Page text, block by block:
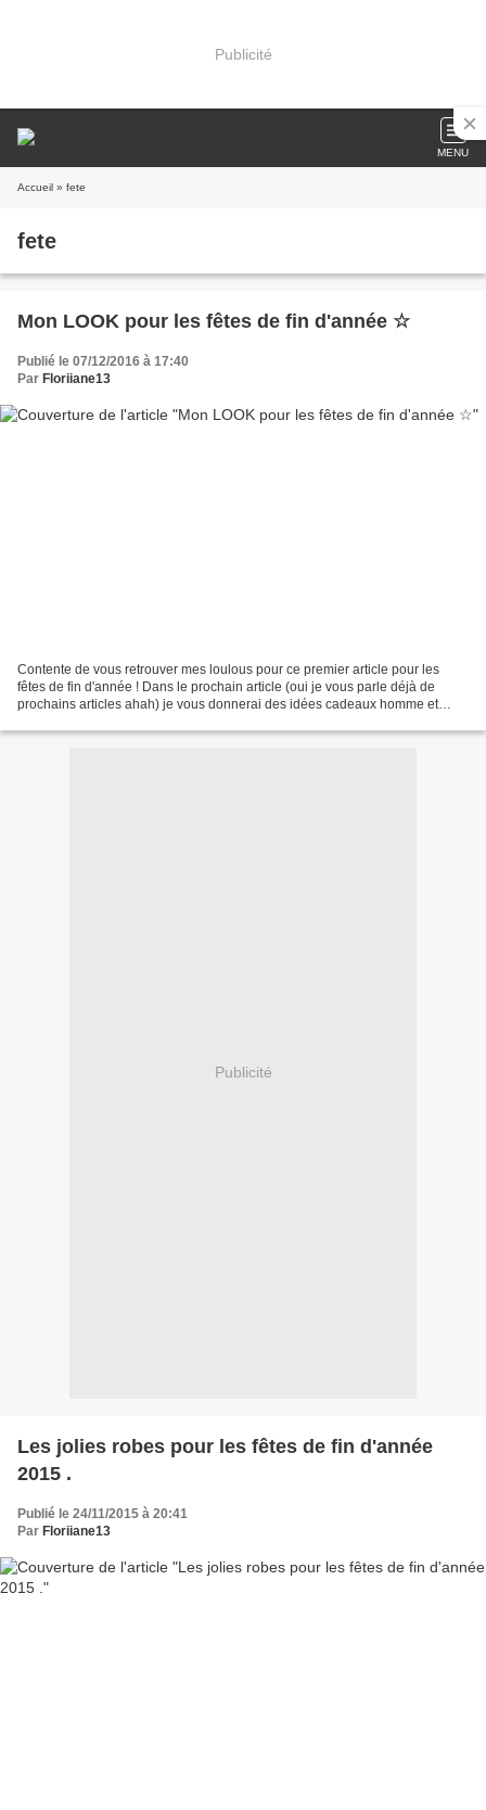
Publicité
MENU
Accueil » fete
fete
Mon LOOK pour les fêtes de fin d'année ☆
Publié le 07/12/2016 à 17:40
Par Floriiane13
Contente de vous retrouver mes loulous pour ce premier article pour les
fêtes de fin d'année ! Dans le prochain article (oui je vous parle déjà de
prochains articles ahah) je vous donnerai des idées cadeaux homme et
Publicité
Les jolies robes pour les fêtes de fin d'année
2015 .
Publié le 24/11/2015 à 20:41
Par Floriiane13